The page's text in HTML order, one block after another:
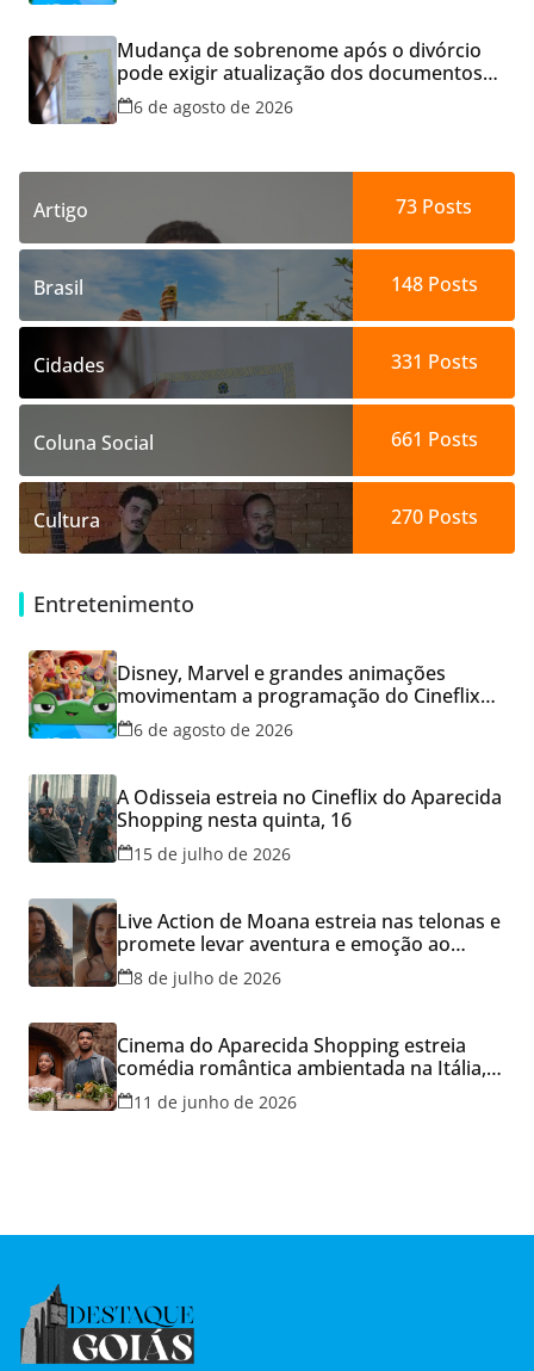
Mudança de sobrenome após o divórcio
pode exigir atualização dos documentos
dos filhos para evitar transtornos
6 de agosto de 2026
Artigo 73 Posts
Brasil 148Posts
Cidades 331 Posts
Coluna Social 661 Posts
Cultura 270Posts
Entretenimento
Disney, Marvel e grandes animações
movimentam a programação do Cineflix
do Aparecida Shopping
6 de agosto de 2026
A Odisseia estreia no Cineflix do Aparecida
Shopping nesta quinta, 16
15 de julho de 2026
Live Action de Moana estreia nas telonas e
promete levar aventura e emoção ao
Cineflix do Aparecida Shopping
8 de julho de 2026
Cinema do Aparecida Shopping estreia
comédia romântica ambientada na Itália,
hoje e lança promoção para o Dia dos
Namorados
11 de junho de 2026